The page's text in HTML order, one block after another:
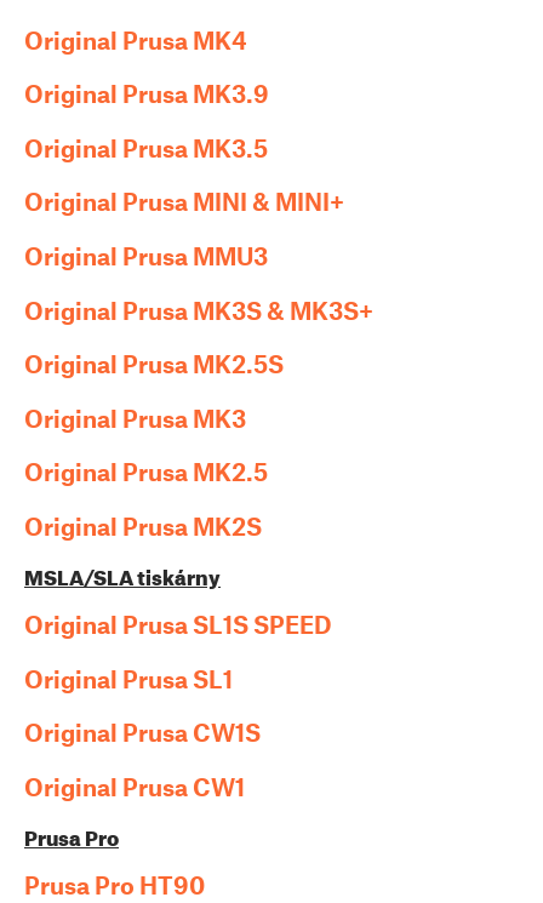
Original Prusa MK4
Original Prusa MK3.9
Original Prusa MK3.5
Original Prusa MINI & MINI+
Original Prusa MMU3
Original Prusa MK3S & MK3S+
Original Prusa MK2.5S
Original Prusa MK3
Original Prusa MK2.5
Original Prusa MK2S
MSLA/SLA tiskárny
Original Prusa SL1S SPEED
Original Prusa SL1
Original Prusa CW1S
Original Prusa CW1
Prusa Pro
Prusa Pro HT90